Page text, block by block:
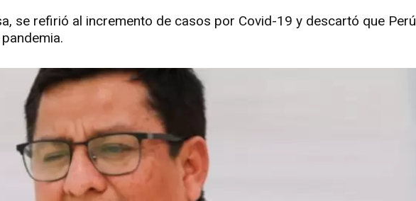
se refirió al incremento de casos por Covid-19 y descartó que Perú